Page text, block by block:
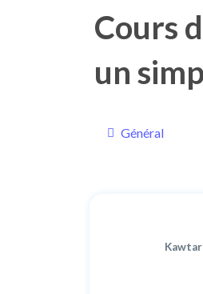
Cours
un
Général
Kawtar